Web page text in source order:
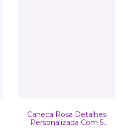
Caneca Rosa Detalhes
Personalizada Com 5